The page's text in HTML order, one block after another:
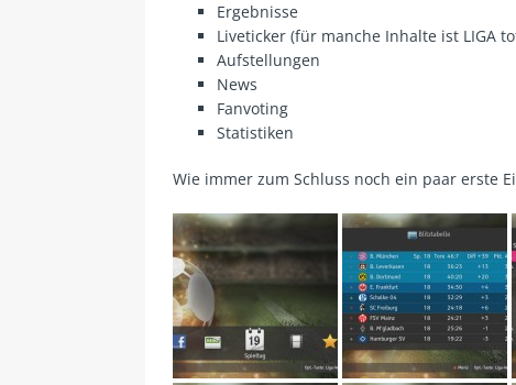
Ergebnisse
Liveticker (für manche Inhalte ist LIGA
Aufstellungen
News
Fanvoting
Statistiken
Wie immer zum Schluss noch ein paar erste